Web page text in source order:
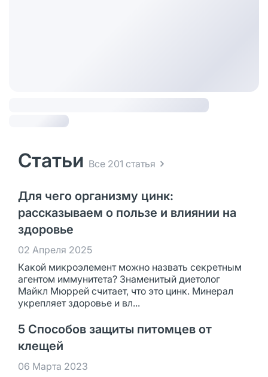
Статьи Все 201 статья
Для чего организму цинк:
рассказываем о пользе и влиянии на
здоровье
02 Апреля 2025
Какой микроэлемент можно назвать секретным
агентом иммунитета? Знаменитый диетолог
Майкл Мюррей считает, что это цинк. Минерал
укрепляет здоровье и вл...
5 Способов защиты питомцев от
клещей
06 Марта 2023